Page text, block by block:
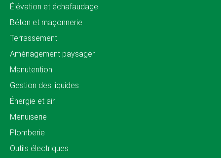
Élévation et échafaudage
Béton et maçonnerie
Terrassement
Aménagement paysager
Manutention
Gestion des liquides
Énergie et air
Menuiserie
Plomberie
Outils électriques